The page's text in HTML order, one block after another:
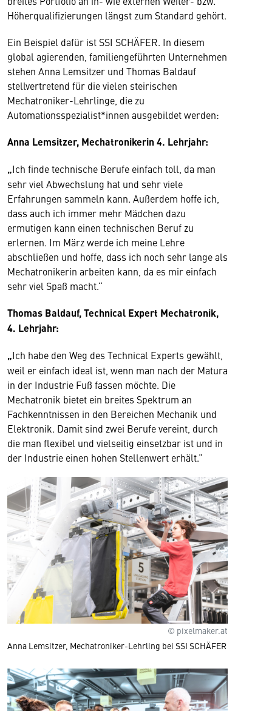
Höherqualifizierungen längst zum Standard gehört.
Ein Beispiel dafür ist SSI SCHÄFER. In diesem
global agierenden, familiengeführten Unternehmen
stehen Anna Lemsitzer und Thomas Baldauf
stellvertretend für die vielen steirischen
Mechatroniker-Lehrlinge, die zu
Automationsspezialist*innen ausgebildet werden:
Anna Lemsitzer, Mechatronikerin 4. Lehrjahr:
„Ich finde technische Berufe einfach toll, da man
sehr viel Abwechslung hat und sehr viele
Erfahrungen sammeln kann. Außerdem hoffe ich,
dass auch ich immer mehr Mädchen dazu
ermutigen kann einen technischen Beruf zu
erlernen. Im März werde ich meine Lehre
abschließen und hoffe, dass ich noch sehr lange als
Mechatronikerin arbeiten kann, da es mir einfach
sehr viel Spaß macht.“
Thomas Baldauf, Technical Expert Mechatronik,
4. Lehrjahr:
„Ich habe den Weg des Technical Experts gewählt,
weil er einfach ideal ist, wenn man nach der Matura
in der Industrie Fuß fassen möchte. Die
Mechatronik bietet ein breites Spektrum an
Fachkenntnissen in den Bereichen Mechanik und
Elektronik. Damit sind zwei Berufe vereint, durch
die man flexibel und vielseitig einsetzbar ist und in
der Industrie einen hohen Stellenwert erhält.“
© pixelmaker.at
Anna Lemsitzer, Mechatroniker-Lehrling bei SSI SCHÄFER